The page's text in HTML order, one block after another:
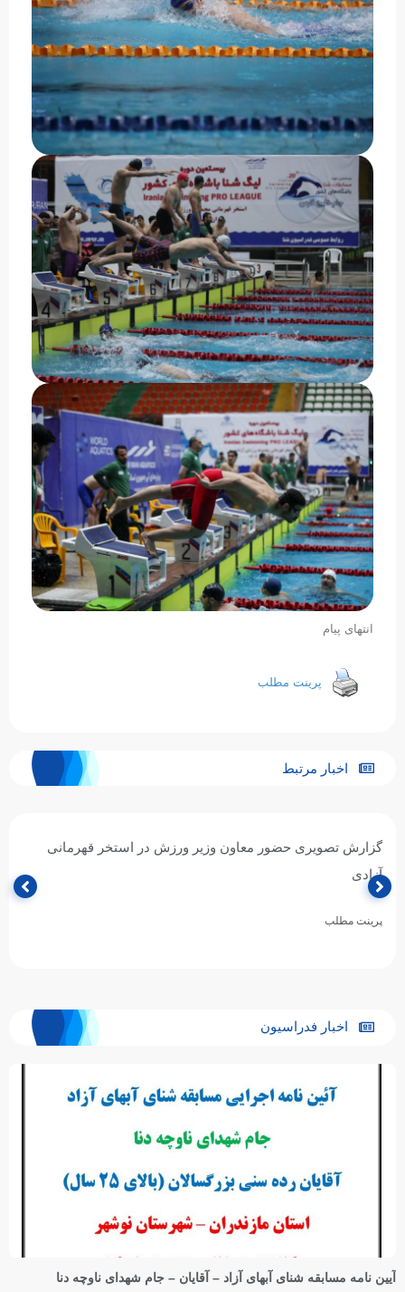
انتهای پیام
پرینت مطلب
اخبار مرتبط
حسین گرایلی: جشنواره شنای زیر ۱۰ سال گامی مؤثر در
استعدادیابی و توسعه ورزش شنا در خراسان رضوی است
حسین گرایلی، رئیس هیأت ورزش‌های آبی خراسان رضوی، با اشاره به برگزاری
اخبار فدراسیون
آیین نامه مسابقه شنای آبهای آزاد – آقایان – جام شهدای ناوچه دنا